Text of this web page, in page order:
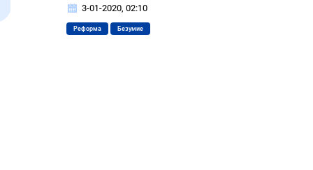
3-01-2020, 02:10
Реформа Безумие